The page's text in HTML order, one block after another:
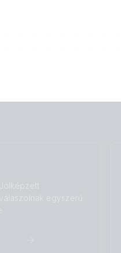
egyszerű